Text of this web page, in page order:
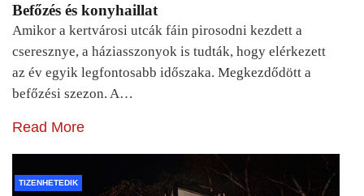
Befőzés és konyhaillat
Amikor a kertvárosi utcák fáin pirosodni kezdett a
cseresznye, a háziasszonyok is tudták, hogy elérkezett
az év egyik legfontosabb időszaka. Megkezdődött a
befőzési szezon. A…
Read More
TIZENHETEDIK